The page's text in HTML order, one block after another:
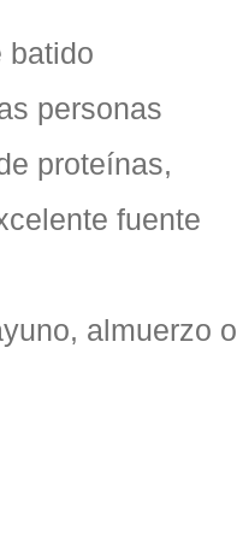
batido
personas
proteínas,
fuente
almuerzo o